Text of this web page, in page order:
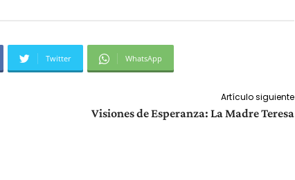
Twitter WhatsApp
Artículo siguiente
Visiones de Esperanza: La Madre Teresa